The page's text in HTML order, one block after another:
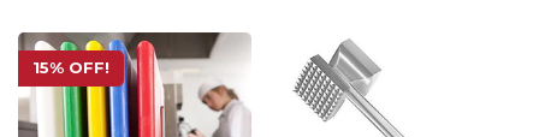
15% OFF!